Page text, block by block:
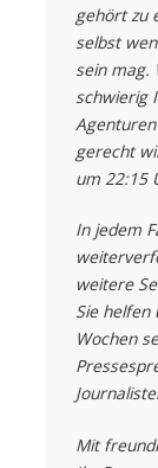
gehört zu
selbst
sein mag.
schwierig
gerecht
um 22:15
In jedem
weitere
Sie helfen
Wochen
Mit